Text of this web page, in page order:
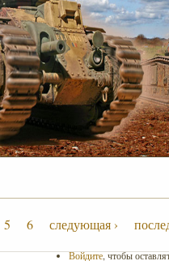
5 6 следующая ›
Войдите, чтобы